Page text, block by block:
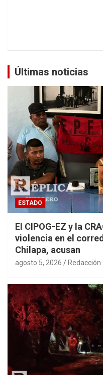
Últimas noticias
ESTADO
El CIPOG-EZ y la
violencia en el
Chilapa, acusan
agosto 5, 2026 Redacción